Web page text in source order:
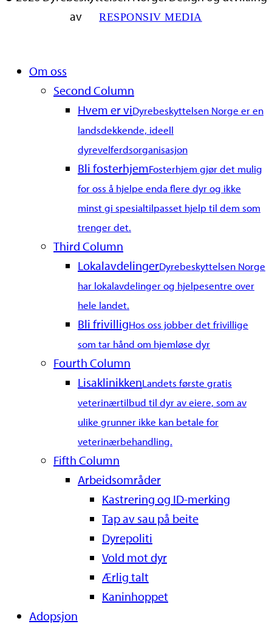
av
RESPONSIV MEDIA
MenuOm oss
Second Column
Hvem er viDyrebeskyttelsen Norge er en
landsdekkende, ideell
dyrevelferdsorganisasjon
Bli fosterhjemFosterhjem gjør det mulig
for oss å hjelpe enda flere dyr og ikke
minst gi spesialtilpasset hjelp til dem som
trenger det.
Third Column
LokalavdelingerDyrebeskyttelsen Norge
har lokalavdelinger og hjelpesentre over
hele landet.
Bli frivilligHos oss jobber det frivillige
som tar hånd om hjemløse dyr
Fourth Column
LisaklinikkenLandets første gratis
veterinærtilbud til dyr av eiere, som av
ulike grunner ikke kan betale for
veterinærbehandling.
Fifth Column
Arbeidsområder
Kastrering og ID-merking
Tap av sau på beite
Dyrepoliti
Vold mot dyr
Ærlig talt
Kaninhoppet
Adopsjon